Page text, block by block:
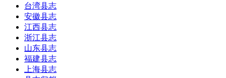
台湾县志
安徽县志
江西县志
浙江县志
山东县志
福建县志
上海县志